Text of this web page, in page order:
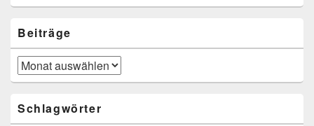
Beiträge
Beiträge
Schlagwörter